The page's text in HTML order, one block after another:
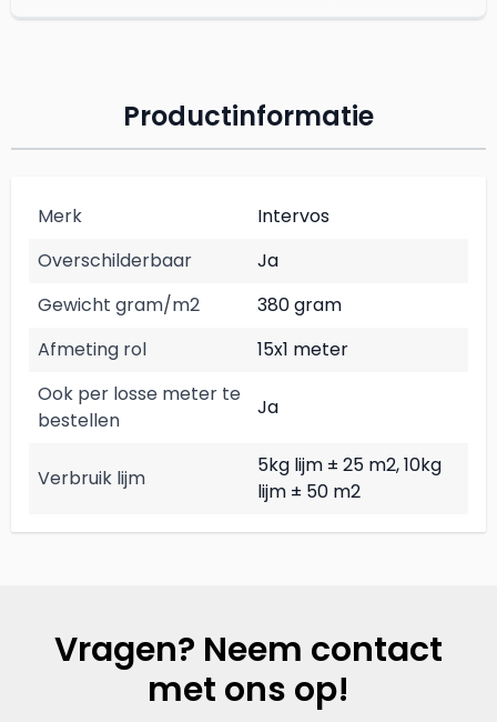
Productinformatie
Merk
Intervos
Overschilderbaar
Ja
Gewicht gram/m2
380 gram
Afmeting rol
15x1 meter
Ook per losse meter te
bestellen
Ja
Verbruik lijm
5kg lijm ± 25 m2, 10kg
lijm ± 50 m2
Vragen? Neem contact
met ons op!